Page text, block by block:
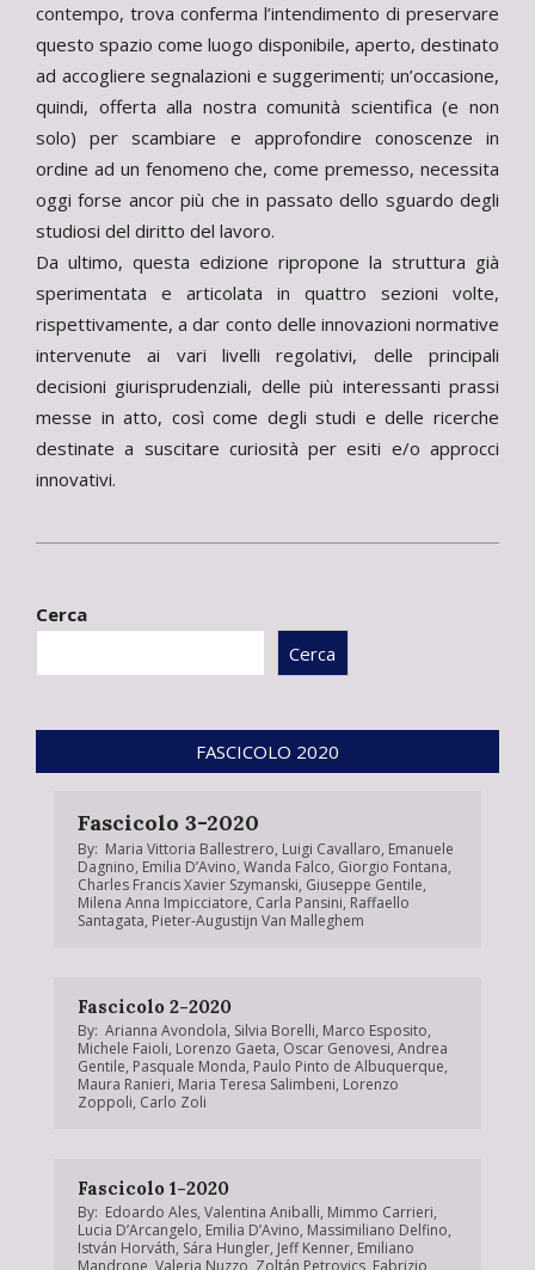
contempo, trova conferma l’intendimento di preservare
questo spazio come luogo disponibile, aperto, destinato
ad accogliere segnalazioni e suggerimenti; un’occasione,
quindi, offerta alla nostra comunità scientifica (e non
solo) per scambiare e approfondire conoscenze in
ordine ad un fenomeno che, come premesso, necessita
oggi forse ancor più che in passato dello sguardo degli
studiosi del diritto del lavoro.
Da ultimo, questa edizione ripropone la struttura già
sperimentata e articolata in quattro sezioni volte,
rispettivamente, a dar conto delle innovazioni normative
intervenute ai vari livelli regolativi, delle principali
decisioni giurisprudenziali, delle più interessanti prassi
messe in atto, così come degli studi e delle ricerche
destinate a suscitare curiosità per esiti e/o approcci
innovativi.
12
Cerca
Cerca
FASCICOLO 2020
Fascicolo 3-2020
By: Maria Vittoria Ballestrero, Luigi Cavallaro, Emanuele
Dagnino, Emilia D’Avino, Wanda Falco, Giorgio Fontana,
Charles Francis Xavier Szymanski, Giuseppe Gentile,
Milena Anna Impicciatore, Carla Pansini, Raffaello
Santagata, Pieter-Augustijn Van Malleghem
Fascicolo 2-2020
By: Arianna Avondola, Silvia Borelli, Marco Esposito,
Michele Faioli, Lorenzo Gaeta, Oscar Genovesi, Andrea
Gentile, Pasquale Monda, Paulo Pinto de Albuquerque,
Maura Ranieri, Maria Teresa Salimbeni, Lorenzo
Zoppoli, Carlo Zoli
Fascicolo 1-2020
By: Edoardo Ales, Valentina Aniballi, Mimmo Carrieri,
Lucia D’Arcangelo, Emilia D’Avino, Massimiliano Delfino,
István Horváth, Sára Hungler, Jeff Kenner, Emiliano